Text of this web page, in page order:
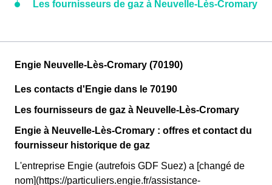
Les fournisseurs de gaz à Neuvelle-Lès-Cromary
Engie Neuvelle-Lès-Cromary (70190)
Les contacts d'Engie dans le 70190
Les fournisseurs de gaz à Neuvelle-Lès-Cromary
Engie à Neuvelle-Lès-Cromary : offres et contact du
fournisseur historique de gaz
L'entreprise Engie (autrefois GDF Suez) a [changé de
nom](https://particuliers.engie.fr/assistance-